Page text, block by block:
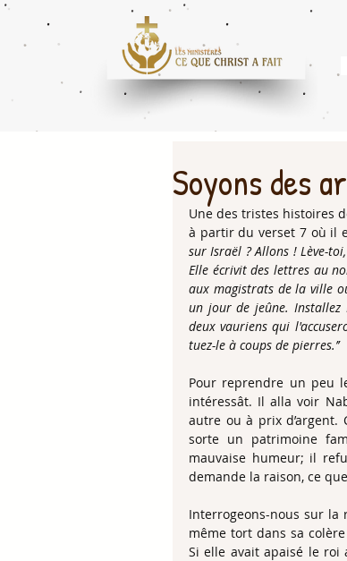
Soyons des
Une des tristes histoires
à partir du verset 7 où il
sur Israël ? Allons ! Lève-
Elle écrivit des lettres au
aux magistrats de la ville
un jour de jeûne. Installez
deux vauriens qui
tuez-le à coups de pierres.’’
Pour reprendre un peu
intéressât. Il alla voir
autre ou à prix d’argent.
sorte un patrimoine
mauvaise humeur; il
demande la raison, ce
Interrogeons-nous sur la
même tort dans sa
Si elle avait apaisé le roi